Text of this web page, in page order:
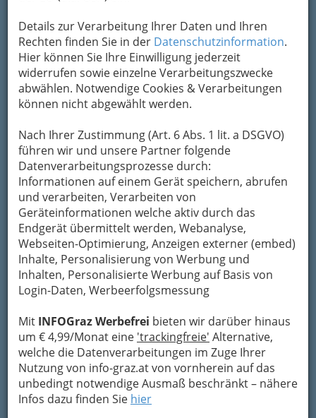
Details zur Verarbeitung Ihrer Daten und Ihren
Rechten finden Sie in der Datenschutzinformation.
Hier können Sie Ihre Einwilligung jederzeit
widerrufen sowie einzelne Verarbeitungszwecke
abwählen. Notwendige Cookies & Verarbeitungen
können nicht abgewählt werden.
Nach Ihrer Zustimmung (Art. 6 Abs. 1 lit. a DSGVO)
führen wir und unsere Partner folgende
Datenverarbeitungsprozesse durch:
Informationen auf einem Gerät speichern, abrufen
und verarbeiten, Verarbeiten von
Geräteinformationen welche aktiv durch das
Endgerät übermittelt werden, Webanalyse,
Webseiten-Optimierung, Anzeigen externer (embed)
Inhalte, Personalisierung von Werbung und
Inhalten, Personalisierte Werbung auf Basis von
Login-Daten, Werbeerfolgsmessung
Mit INFOGraz Werbefrei bieten wir darüber hinaus
um € 4,99/Monat eine 'trackingfreie' Alternative,
welche die Datenverarbeitungen im Zuge Ihrer
Nutzung von info-graz.at von vornherein auf das
unbedingt notwendige Ausmaß beschränkt – nähere
Infos dazu finden Sie hier
+43 316 822 192
+43 316 822 192
E-Mail
Karte & Routenplaner
Eintrag ändern
Kategorien
Vorwerk Austria GmbH & Co KG
Weblinger Strasse 35, 8054 Graz
+43 5 05 800 - 700
+43 5 05 800 - 701
E-Mail
Karte & Routenplaner
Eintrag ändern
Kategorien
3
W.H.F. Walter & G Pobaschnig
KEG
Lazarettgasse 30, 8020 Graz
+43 316 711 442
Karte & Routenplaner
Eintrag ändern